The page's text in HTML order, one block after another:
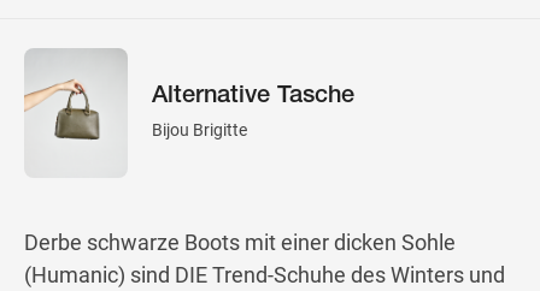
Alternative Tasche
Bijou Brigitte
Derbe schwarze Boots mit einer dicken Sohle
(Humanic) sind DIE Trend-Schuhe des Winters und